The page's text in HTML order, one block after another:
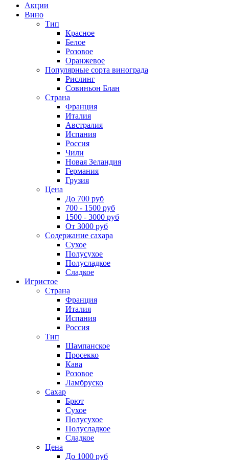
Акции
Вино
Тип
Красное
Белое
Розовое
Оранжевое
Популярные сорта винограда
Рислинг
Совиньон Блан
Страна
Франция
Италия
Австралия
Испания
Россия
Чили
Новая Зеландия
Германия
Грузия
Цена
До 700 руб
700 - 1500 руб
1500 - 3000 руб
От 3000 руб
Содержание сахара
Сухое
Полусухое
Полусладкое
Сладкое
Игристое
Страна
Франция
Италия
Испания
Россия
Тип
Шампанское
Просекко
Кава
Розовое
Ламбруско
Сахар
Брют
Сухое
Полусухое
Полусладкое
Сладкое
Цена
До 1000 руб